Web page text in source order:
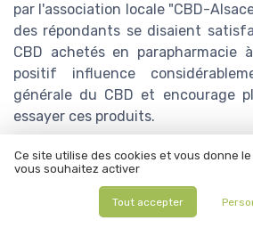
par l'association locale "CBD-
des répondants se disaient
CBD achetés en parapharmacie
positif influence
générale du CBD et encourage
essayer ces produits.
ChatGPT
Ce site utilise des cookies et vous donne
vous souhaitez activer
Tout accepter